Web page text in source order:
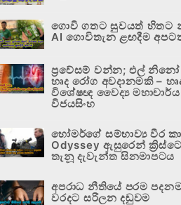
ගොවි ගතට සුවයත් හිතට
AI ගොවිතැන ළඟදීම
ප්‍රවේසම් වන්න; එල් නිනෝ
හෘද රෝග අවදානමකි –
විශේෂඥ වෛද්‍ය
විජයසිංහ
හෝමර්ගේ සම්භාව්‍ය වීර
Odyssey ඇසුරෙන්
තැනූ දැවැන්ත සිනමාපටය
අපරාධ නීතියේ පරම
වරදට සරිලන දඬුවම